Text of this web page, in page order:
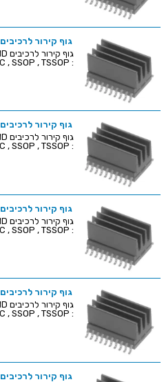
גוף קירור לרכיבים CASE B 19MM - SMD
: SOIC , SSOP , TSSOP ♦ התנ...
גוף קירור לרכיבים CASE C 10MM - SMD
: SOIC , SSOP , TSSOP ♦ התנ...
גוף קירור לרכיבים CASE C 17MM - SMD
: SOIC , SSOP , TSSOP ♦ התנ...
גוף קירור לרכיבים CASE E 15MM - SMD
: SOIC , SSOP , TSSOP ♦ התנ...
גוף קירור לרכיבים CASE E 29MM - SMD